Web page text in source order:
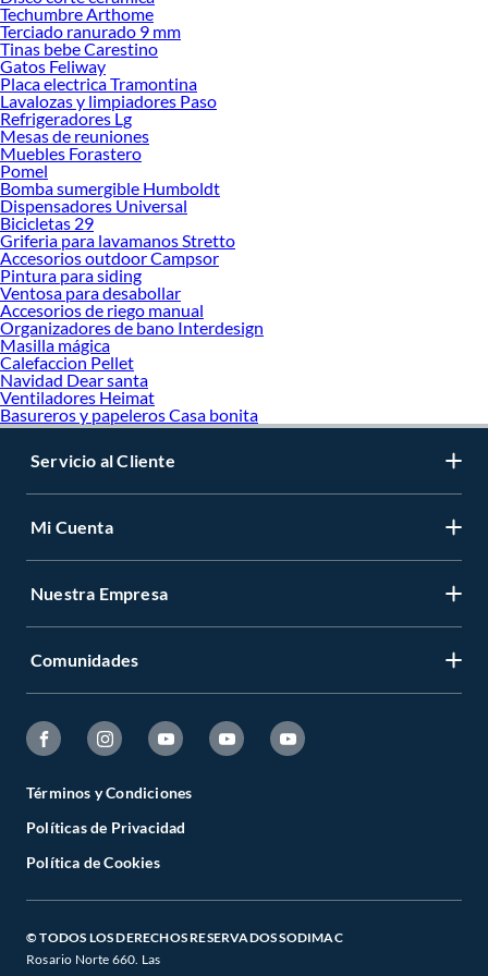
Techumbre Arthome
Terciado ranurado 9 mm
Tinas bebe Carestino
Gatos Feliway
Placa electrica Tramontina
Lavalozas y limpiadores Paso
Refrigeradores Lg
Mesas de reuniones
Muebles Forastero
Pomel
Bomba sumergible Humboldt
Dispensadores Universal
Bicicletas 29
Griferia para lavamanos Stretto
Accesorios outdoor Campsor
Pintura para siding
Ventosa para desabollar
Accesorios de riego manual
Organizadores de bano Interdesign
Masilla mágica
Calefaccion Pellet
Navidad Dear santa
Ventiladores Heimat
Basureros y papeleros Casa bonita
Servicio al Cliente
Mi Cuenta
Nuestra Empresa
Comunidades
Términos y Condiciones
Políticas de Privacidad
Política de Cookies
© TODOS LOS DERECHOS RESERVADOS SODIMAC
Rosario Norte 660. Las